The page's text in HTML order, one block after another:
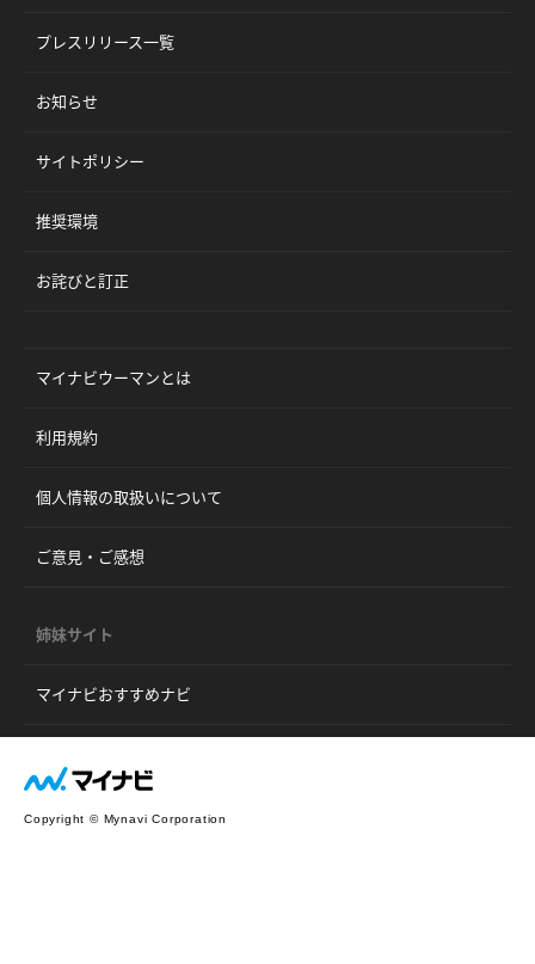
プレスリリース一覧
お知らせ
サイトポリシー
推奨環境
お詫びと訂正
マイナビウーマンとは
利用規約
個人情報の取扱いについて
ご意見・ご感想
姉妹サイト
マイナビおすすめナビ
Copyright © Mynavi Corporation